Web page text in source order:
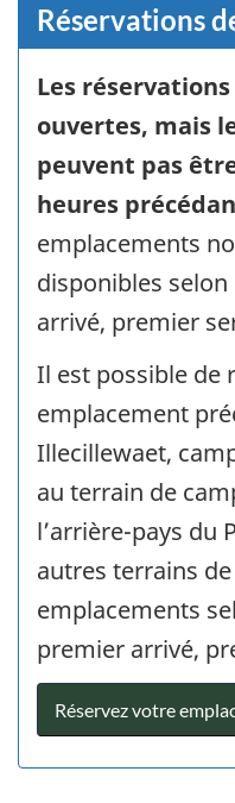
Réservations
Les
ouvertes, mais
peuvent pas
heures
emplacements
disponibles
arrivé, premier
Il est possible de
emplacement
Illecillewaet,
au terrain de
l’arrière-pays du
autres terrains
emplacements
premier arrivé,
Réservez votre